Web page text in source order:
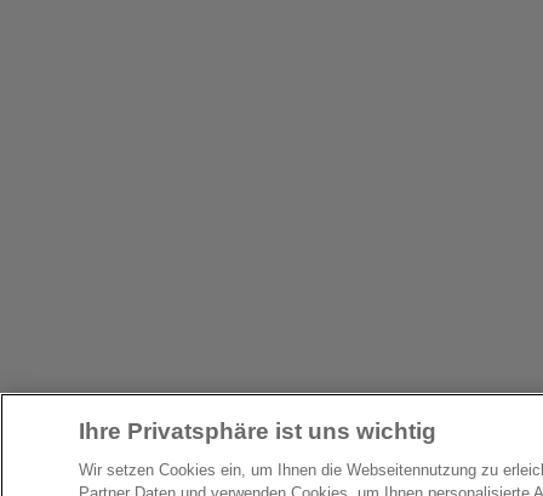
Ihre Privatsphäre ist uns wichtig
Wir setzen Cookies ein, um Ihnen die Webseitennutzung zu